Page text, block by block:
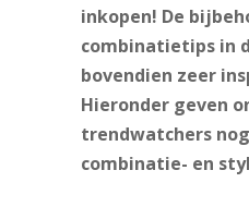
inkopen! De
combinatietips in
bovendien zeer
Hieronder geven
trendwatchers
combinatie- en